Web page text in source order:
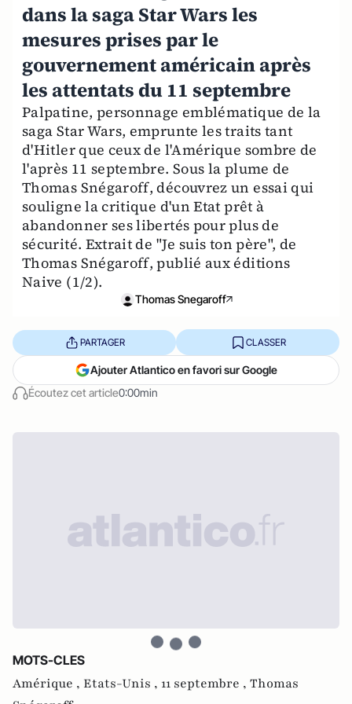
dans la saga Star Wars les
mesures prises par le
gouvernement américain après
les attentats du 11 septembre
Palpatine, personnage emblématique de la
saga Star Wars, emprunte les traits tant
d'Hitler que ceux de l'Amérique sombre de
l'après 11 septembre. Sous la plume de
Thomas Snégaroff, découvrez un essai qui
souligne la critique d'un Etat prêt à
abandonner ses libertés pour plus de
sécurité. Extrait de "Je suis ton père", de
Thomas Snégaroff, publié aux éditions
Naive (1/2).
Thomas Snegaroff
Écoutez cet article0:00min
PARTAGER CLASSER
Ajouter Atlantico en favori sur Google
MOTS-CLES
Amérique , Etats-Unis , 11 septembre , Thomas